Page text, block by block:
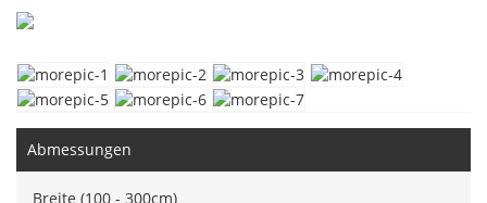
Abmessungen
Breite (100 - 300cm)